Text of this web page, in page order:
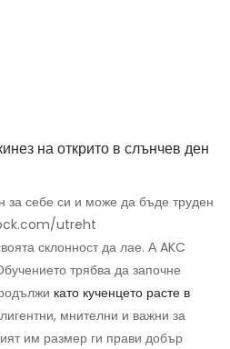
за себе си и може да бъде труден
utreht
склонност да лае. А AKC
трябва да започне
като кученцето расте в
мнителни и важни за
им размер ги прави добър